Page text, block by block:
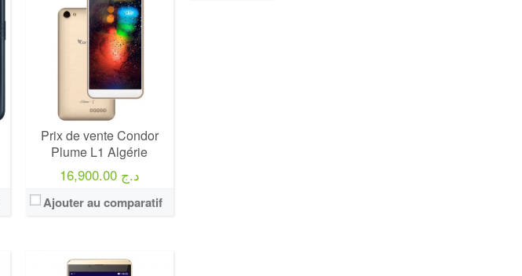
Prix de vente Condor
Plume L1 Algérie
16,900.00 د.ج
Ajouter au comparatif